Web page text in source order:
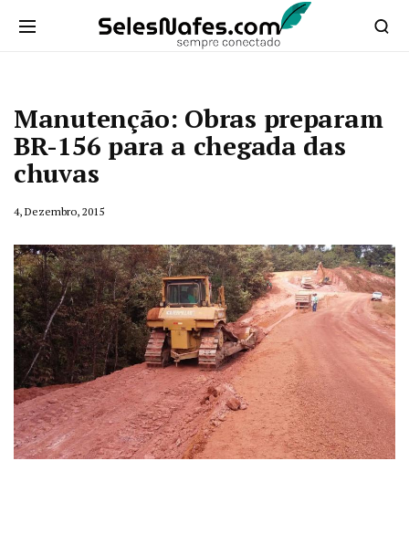
Manutenção: Obras preparam
BR-156 para a chegada das
chuvas
4, Dezembro, 2015